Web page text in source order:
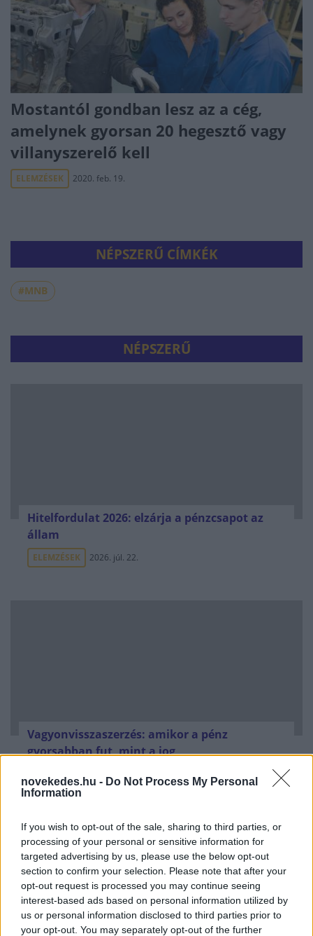
novekedes.hu - Do Not Process My Personal
Information
If you wish to opt-out of the sale, sharing to third parties, or
processing of your personal or sensitive information for
targeted advertising by us, please use the below opt-out
section to confirm your selection. Please note that after your
opt-out request is processed you may continue seeing
interest-based ads based on personal information utilized by
us or personal information disclosed to third parties prior to
your opt-out. You may separately opt-out of the further
Mostantól gondban lesz az a cég,
amelynek gyorsan 20 hegesztő vagy
villanyszerelő kell
ELEMZÉSEK 2020. feb. 19.
NÉPSZERŰ CÍMKÉK
#MNB
NÉPSZERŰ
Hitelfordulat 2026: elzárja a pénzcsapot az
állam
ELEMZÉSEK 2026. júl. 22.
Vagyonvisszaszerzés: amikor a pénz
gyorsabban fut, mint a jog